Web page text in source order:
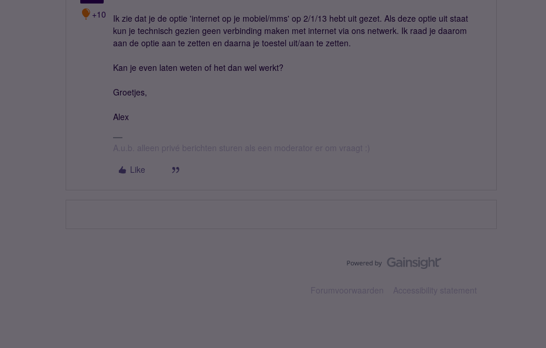
+10
Ik zie dat je de optie 'internet op je mobiel/mms' op 2/1/13 hebt uit gezet. Als deze optie uit staat
kun je technisch gezien geen verbinding maken met internet via ons netwerk. Ik raad je daarom
aan de optie aan te zetten en daarna je toestel uit/aan te zetten.
Kan je even laten weten of het dan wel werkt?
Groetjes,
Alex
A.u.b. alleen privé berichten sturen als een moderator er om vraagt :)
Like
Forumvoorwaarden Accessibility statement